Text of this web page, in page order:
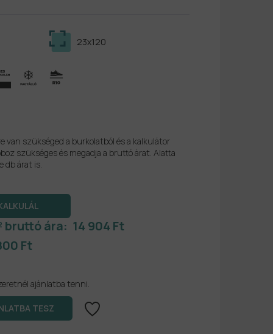
23x120
van szükséged a burkolatból és a kalkulátor
szükséges és megadja a bruttó árat. Alatta
db árat is.
bruttó ára: 14 904 Ft
Ft
ajánlatba tenni.